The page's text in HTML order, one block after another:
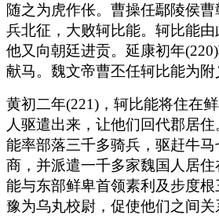
随之为虎作伥。曹操任鄢陵侯
兵北征，大败轲比能。轲比能
他又向朝廷进贡。延康初年
献马。魏文帝曹丕任轲比能为附
黄初二年(221)，轲比能将住在
人驱遣出来，让他们回代郡居
能率部落三千多骑兵，驱赶牛
商，并派遣一千多家魏国人居
能与东部鲜卑首领素利及步度
豫为乌丸校尉，促使他们之间